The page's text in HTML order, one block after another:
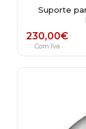
Suporte
230,00€
Com Iva